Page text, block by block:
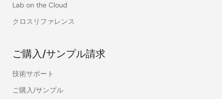
Lab on the Cloud
クロスリファレンス
ご購入/サンプル請求
技術サポート
ご購入/サンプル